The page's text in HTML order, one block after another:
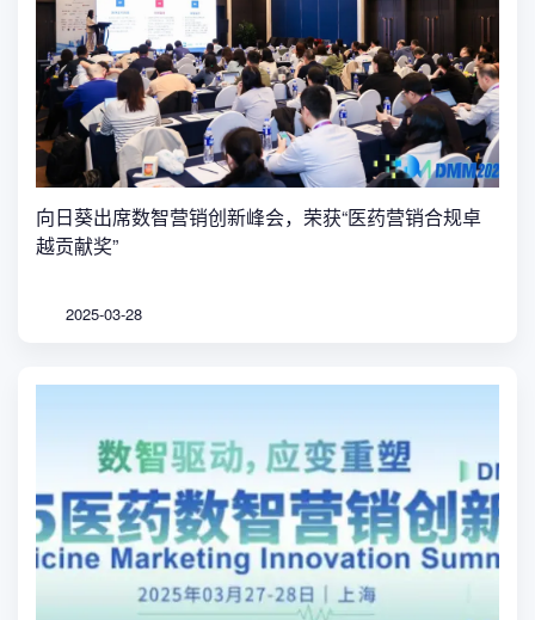
向日葵出席数智营销创新峰会，荣获“医药营销合规卓
越贡献奖”
2025-03-28